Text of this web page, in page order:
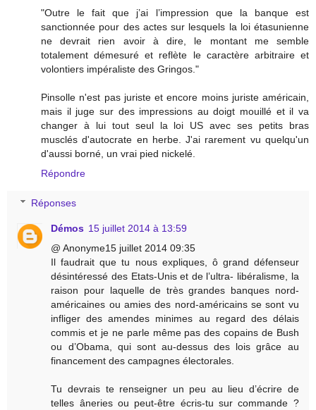
"Outre le fait que j’ai l’impression que la banque est
sanctionnée pour des actes sur lesquels la loi étasunienne
ne devrait rien avoir à dire, le montant me semble
totalement démesuré et reflète le caractère arbitraire et
volontiers impéraliste des Gringos."
Pinsolle n'est pas juriste et encore moins juriste américain,
mais il juge sur des impressions au doigt mouillé et il va
changer à lui tout seul la loi US avec ses petits bras
musclés d'autocrate en herbe. J'ai rarement vu quelqu'un
d'aussi borné, un vrai pied nickelé.
Répondre
Réponses
Démos 15 juillet 2014 à 13:59
@ Anonyme15 juillet 2014 09:35
Il faudrait que tu nous expliques, ô grand défenseur
désintéressé des Etats-Unis et de l’ultra- libéralisme, la
raison pour laquelle de très grandes banques nord-
américaines ou amies des nord-américains se sont vu
infliger des amendes minimes au regard des délais
commis et je ne parle même pas des copains de Bush
ou d’Obama, qui sont au-dessus des lois grâce au
financement des campagnes électorales.
Tu devrais te renseigner un peu au lieu d’écrire de
telles âneries ou peut-être écris-tu sur commande ?